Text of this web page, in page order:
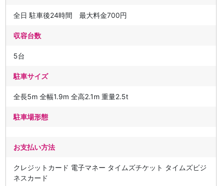
全日 駐車後24時間 最大料金700円
収容台数
5台
駐車サイズ
全長5m 全幅1.9m 全高2.1m 重量2.5t
駐車場形態
お支払い方法
クレジットカード 電子マネー タイムズチケット タイムズビジ
ネスカード